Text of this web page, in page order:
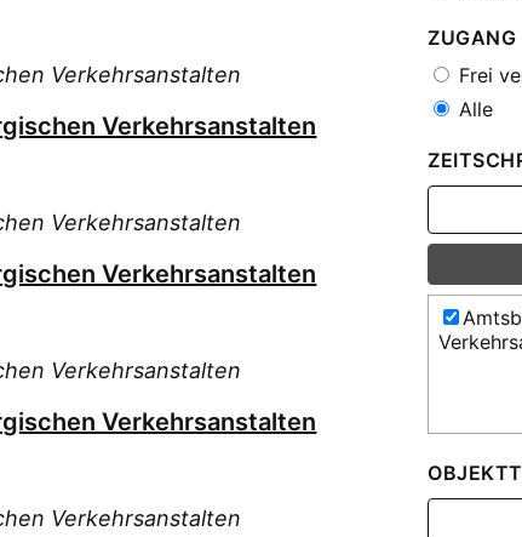
Verkehrsanstalten
Verkehrsanstalten
Verkehrsanstalten
Verkehrsanstalten
Verkehrsanstalten
Verkehrsanstalten
Verkehrsanstalten
ZUGANG
Frei
Alle